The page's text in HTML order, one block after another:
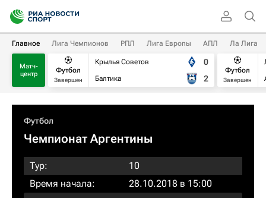
Главное Лига Чемпионов РПЛ Лига Европы АПЛ Ла Лига
Матч-
центр
Футбол
Завершен
Крылья Советов
Балтика
0
2
Футбол
Завершен
Футбол
Чемпионат Аргентины
Тур:
10
Время начала:
28.10.2018 в 15:00